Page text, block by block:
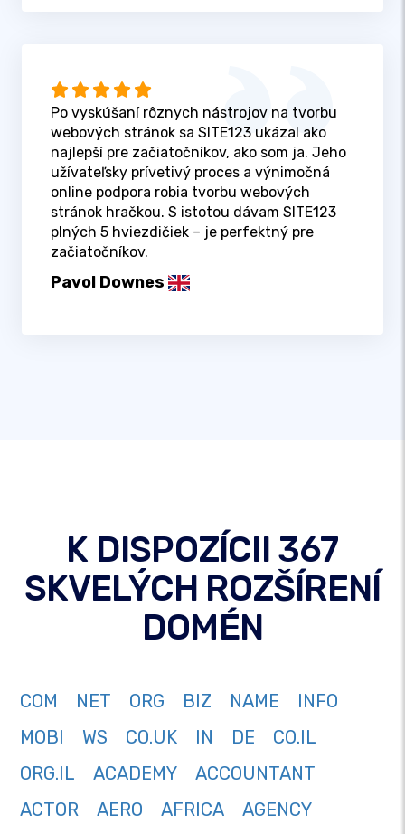
Po vyskúšaní rôznych nástrojov na tvorbu
webových stránok sa SITE123 ukázal ako
najlepší pre začiatočníkov, ako som ja. Jeho
užívateľsky prívetivý proces a výnimočná
online podpora robia tvorbu webových
stránok hračkou. S istotou dávam SITE123
plných 5 hviezdičiek – je perfektný pre
začiatočníkov.
Pavol Downes
K DISPOZÍCII 367
SKVELÝCH ROZŠÍRENÍ
DOMÉN
COM NET ORG BIZ NAME
INFO
MOBI
WS CO.UK IN DE
CO.IL
ORG.IL
ACADEMY
ACCOUNTANT
ACTOR
AERO AFRICA
AGENCY